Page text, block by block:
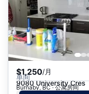
$1,250/月
单间
9080 University Cres
Burnaby, BC · 公寓房间